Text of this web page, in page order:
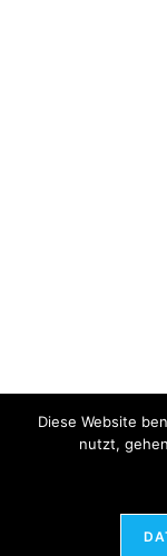
Diese Website
nutzt,